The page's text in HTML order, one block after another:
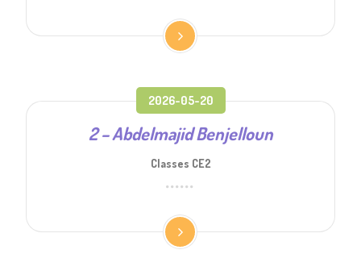
2026-05-20
2 – Abdelmajid Benjelloun
Classes CE2